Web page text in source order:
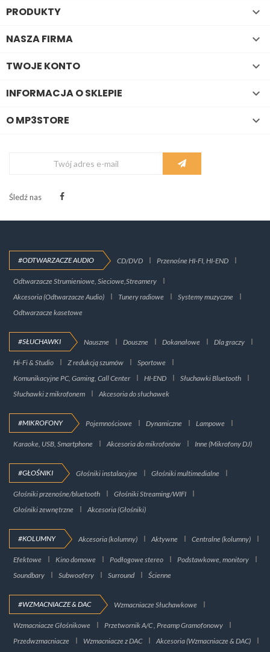
PRODUKTY 
NASZA FIRMA 
TWOJE KONTO 
INFORMACJA O SKLEPIE 
O MP3STORE 
Śledź nas
#ODTWARZACZE AUDIO CD/DVD Przenośne HI-FI, HI-END
Odtwarzacze Strumieniowe, Sieciowe,Streamery
Akcesoria (Odtwarzacze Audio)
Tunery radiowe
Systemy muzyczne
Odtwarzacze kasetowe
#SŁUCHAWKI Nauszne Douszne Dokanałowe Dla graczy
Hi-Fi & Studio Z redukcją szumów
Sportowe
Komunikacyjne PC, Gaming, Call Center
HI-END
Słuchawki Bluetooth
Słuchawki z mikrofonem
Akcesoria do słuchawek
#MIKROFONY Pojemnościowe Dynamiczne Lampowe
Karaoke, USB, Smartphone Akcesoria do mikrofonów Inne (Mikrofony DJ)
#GŁOŚNIKI Głośniki instalacyjne Głośniki multimedialne
Głośniki przenośne/bluetooth
Głośniki Streaming/WIFI
Głośniki zewnętrzne
Akcesoria (Głośniki)
#KOLUMNY Akcesoria (kolumny) Aktywne Centralne (kolumny)
Efektowe Kino domowe Podłogowe stereo
Podstawkowe, monitory
Soundbary
Subwoofery Surround Ścienne
#WZMACNIACZE & DAC Wzmacniacze Słuchawkowe
Wzmacniacze Głośnikowe
Przetwornik A/C , Preamp Gramofonowy
Przedwzmacniacze
Wzmacniacze z DAC
Akcesoria (Wzmacniacze & DAC)